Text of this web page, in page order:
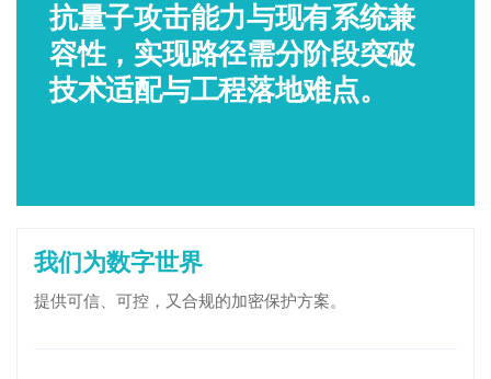
抗量子攻击能力与现有系统兼
容性，实现路径需分阶段突破
技术适配与工程落地难点。
我们为数字世界
提供可信、可控，又合规的加密保护方案。